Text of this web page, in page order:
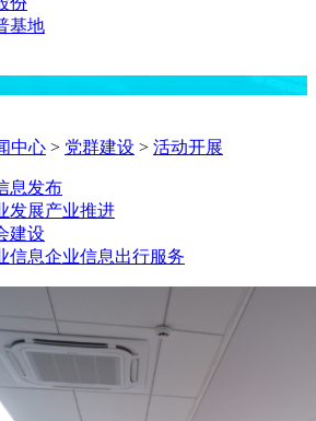
基地
中心 > 党群建设 > 活动开展
息发布
发展产业推进
建设
信息企业信息出行服务